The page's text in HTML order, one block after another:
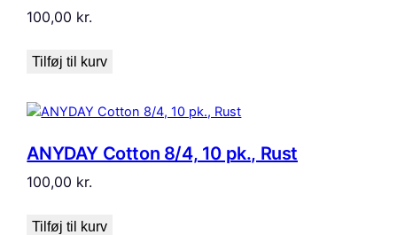
100,00 kr.
Tilføj til kurv
ANYDAY Cotton 8/4, 10 pk., Rust
100,00 kr.
Tilføj til kurv